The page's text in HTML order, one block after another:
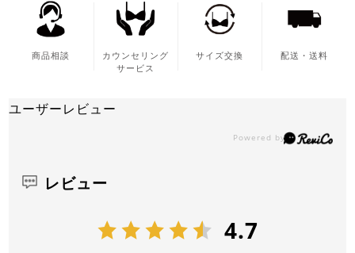
商品相談
カウンセリング
サービス
サイズ交換 配送・送料
ユーザーレビュー
レビュー
4.7